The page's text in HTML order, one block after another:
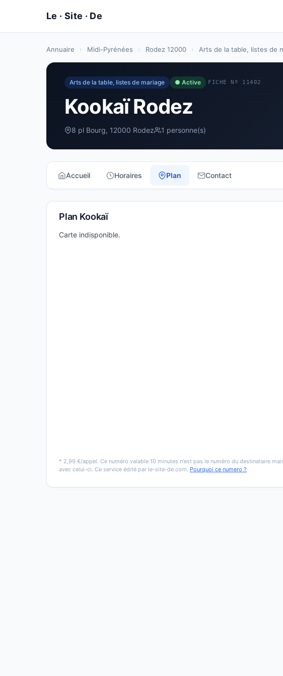
Annuaire › Midi-Pyrénées › Rodez 12000 › Arts de la table, listes de
Arts de la table, listes de mariage ● Active FICHE Nº 11402
Kookaï Rodez
8 pl Bourg, 12000 Rodez 1 personne(s)
Accueil Horaires Plan Contact
Plan Kookaï
Carte indisponible.
* 2,99 €/appel. Ce numéro valable 10 minutes n'est pas le numéro du destinataire
avec celui-ci. Ce service édité par le-site-de.com. Pourquoi ce numero ?